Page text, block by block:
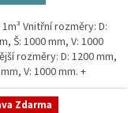
Vnitřní rozměry: D:
Š: 1000 mm, V: 1000
rozměry: D: 1200 mm,
V: 1000 mm. +
Kvalitní, pevná nádrž na
bez...
Zdarma